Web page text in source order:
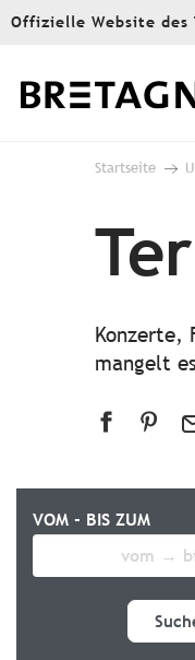
Aller
principal
Offizielle Website des
Startseite
Konzerte,
mangelt
VOM - BIS ZUM